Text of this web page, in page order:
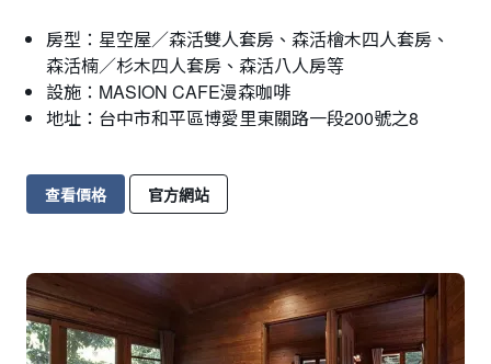
房型：星空屋／森活雙人套房、森活檜木四人套房、
森活楠／杉木四人套房、森活八人房等
設施：MASION CAFE漫森咖啡
地址：台中市和平區博愛里東關路一段200號之8
查看價格 官方網站